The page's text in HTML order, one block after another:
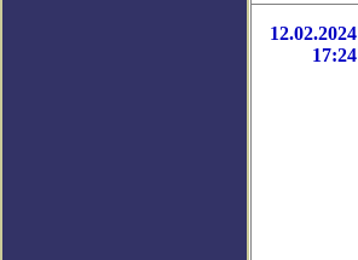
12.02.2024
17:24